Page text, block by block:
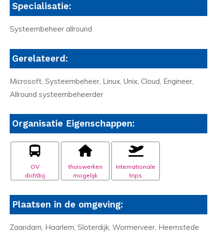
Specialisatie:
Systeembeheer allround
Gerelateerd:
Microsoft, Systeembeheer, Linux, Unix, Cloud, Engineer,
Allround systeembeheerder
Organisatie Eigenschappen:
OV
dichtbij
thuiswerken
mogelijk
internationale
trips
Plaatsen in de omgeving:
Zaandam, Haarlem, Sloterdijk, Wormerveer, Heemstede